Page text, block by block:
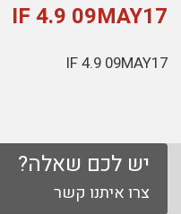
IF 4.9 09MAY17
IF 4.9 09MAY17
יש לכם שאלה?
צרו איתנו קשר